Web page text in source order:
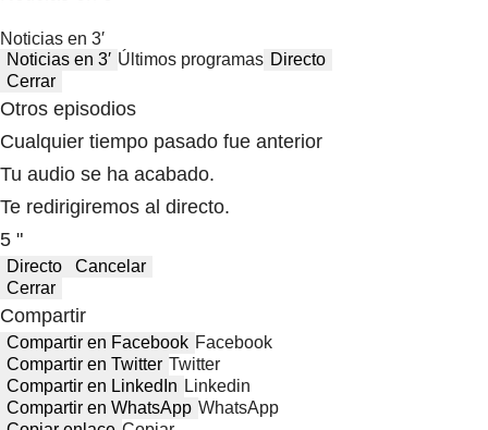
Noticias en 3′
Noticias en 3′ Últimos programas Directo
Cerrar
Otros episodios
Cualquier tiempo pasado fue anterior
Tu audio se ha acabado.
Te redirigiremos al directo.
5 "
Directo
Cancelar
Cerrar
Compartir
Compartir en Facebook Facebook
Compartir en Twitter Twitter
Compartir en LinkedIn Linkedin
Compartir en WhatsApp WhatsApp